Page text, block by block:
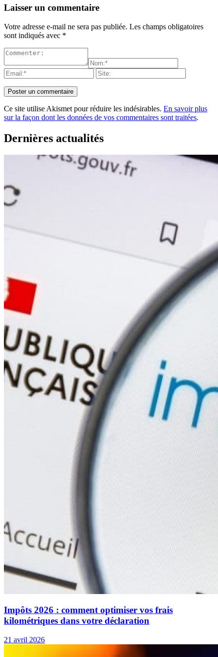
Laisser un commentaire
Votre adresse e-mail ne sera pas publiée. Les champs obligatoires
sont indiqués avec *
Ce site utilise Akismet pour réduire les indésirables. En savoir plus
sur la façon dont les données de vos commentaires sont traitées.
Dernières actualités
Impôts 2026 : comment optimiser vos frais
kilométriques dans votre déclaration
21 avril 2026